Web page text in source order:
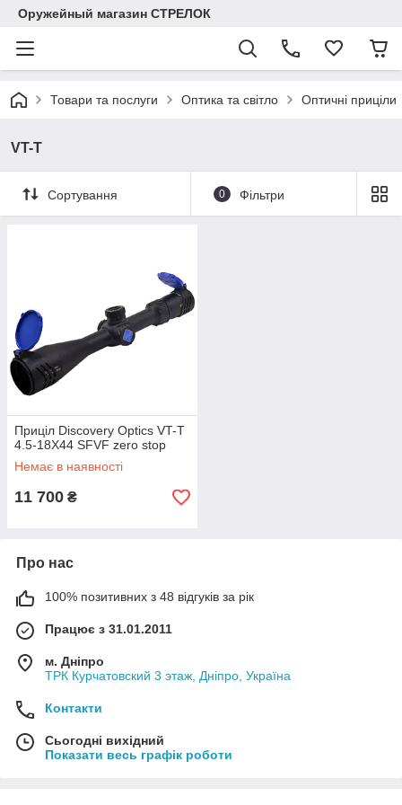
Оружейный магазин СТРЕЛОК
Товари та послуги Оптика та світло Оптичні приціли
VT-T
Сортування 0 Фільтри
Приціл Discovery Optics VT-T
4.5-18X44 SFVF zero stop
Немає в наявності
11 700 ₴
Про нас
100% позитивних з 48 відгуків за рік
Працює з 31.01.2011
м. Дніпро
ТРК Курчатовский 3 этаж, Дніпро, Україна
Контакти
Сьогодні вихідний
Показати весь графік роботи